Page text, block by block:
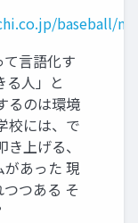
baseball/
言語化す
る人」と
るのは環境
校には、で
上げる、
あった 現
つある そ